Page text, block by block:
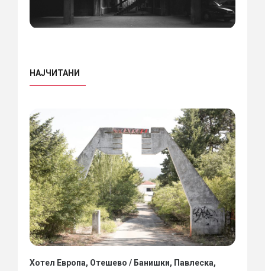
НАЈЧИТАНИ
Хотел Европа, Отешево / Банишки, Павлеска,